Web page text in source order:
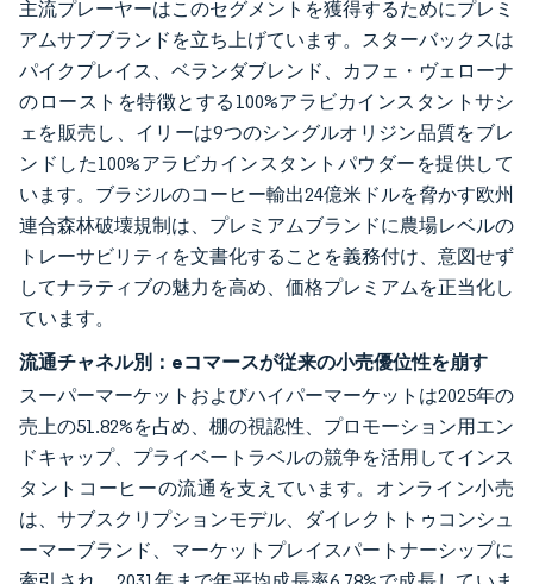
主流プレーヤーはこのセグメントを獲得するためにプレミ
アムサブブランドを立ち上げています。スターバックスは
パイクプレイス、ベランダブレンド、カフェ・ヴェローナ
のローストを特徴とする100%アラビカインスタントサシ
ェを販売し、イリーは9つのシングルオリジン品質をブレ
ンドした100%アラビカインスタントパウダーを提供して
います。ブラジルのコーヒー輸出24億米ドルを脅かす欧州
連合森林破壊規制は、プレミアムブランドに農場レベルの
トレーサビリティを文書化することを義務付け、意図せず
してナラティブの魅力を高め、価格プレミアムを正当化し
ています。
流通チャネル別：eコマースが従来の小売優位性を崩す
スーパーマーケットおよびハイパーマーケットは2025年の
売上の51.82%を占め、棚の視認性、プロモーション用エン
ドキャップ、プライベートラベルの競争を活用してインス
タントコーヒーの流通を支えています。オンライン小売
は、サブスクリプションモデル、ダイレクトトゥコンシュ
ーマーブランド、マーケットプレイスパートナーシップに